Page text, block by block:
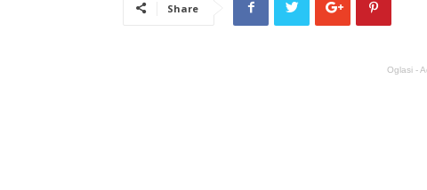
Share
Oglasi -